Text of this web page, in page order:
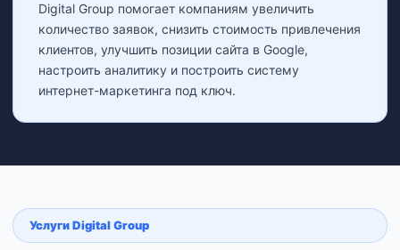
Digital Group помогает компаниям увеличить
количество заявок, снизить стоимость привлечения
клиентов, улучшить позиции сайта в Google,
настроить аналитику и построить систему
интернет-маркетинга под ключ.
Услуги Digital Group